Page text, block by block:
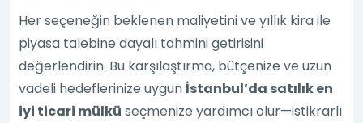
Her seçeneğin beklenen maliyetini ve yıllık kira ile
piyasa talebine dayalı tahmini getirisini
değerlendirin. Bu karşılaştırma, bütçenize ve uzun
vadeli hedeflerinize uygun İstanbul’da satılık en
iyi ticari mülkü seçmenize yardımcı olur—istikrarlı